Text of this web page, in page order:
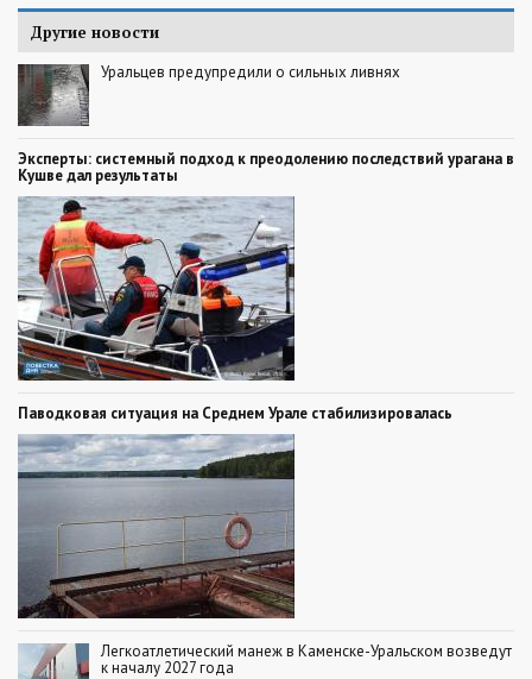
Другие новости
Уральцев предупредили о сильных ливнях
Эксперты: системный подход к преодолению последствий урагана в
Кушве дал результаты
Паводковая ситуация на Среднем Урале стабилизировалась
Легкоатлетический манеж в Каменске-Уральском возведут
к началу 2027 года